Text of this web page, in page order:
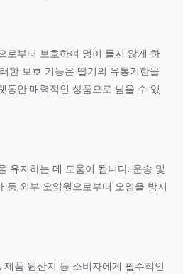
로부터 보호하여 멍이 들지 않게 하
한 보호 기능은 딸기의 유통기한을
동안 매력적인 상품으로 남을 수 있
유지하는 데 도움이 됩니다. 운송 및
등 외부 오염원으로부터 오염을 방지
품 원산지 등 소비자에게 필수적인